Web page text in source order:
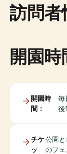
訪問者
開園
開園時
間：
毎
後
チケ
ッ
公園
のフ